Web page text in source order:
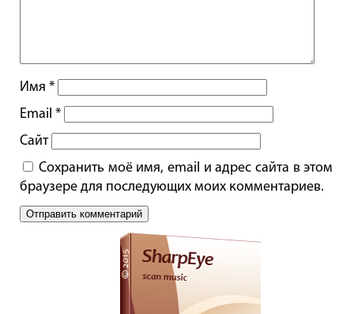
Имя *
Email *
Сайт
Сохранить моё имя, email и адрес сайта в этом
браузере для последующих моих комментариев.